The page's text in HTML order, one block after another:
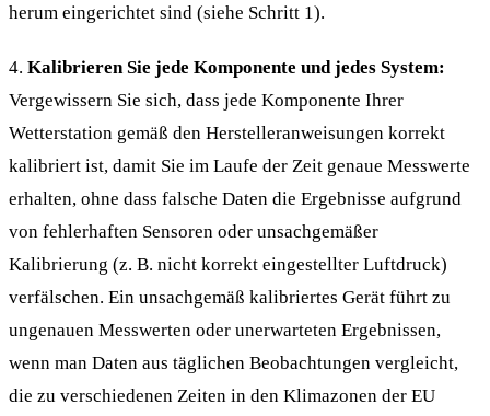
herum eingerichtet sind (siehe Schritt 1).
4. Kalibrieren Sie jede Komponente und jedes System:
Vergewissern Sie sich, dass jede Komponente Ihrer
Wetterstation gemäß den Herstelleranweisungen korrekt
kalibriert ist, damit Sie im Laufe der Zeit genaue Messwerte
erhalten, ohne dass falsche Daten die Ergebnisse aufgrund
von fehlerhaften Sensoren oder unsachgemäßer
Kalibrierung (z. B. nicht korrekt eingestellter Luftdruck)
verfälschen. Ein unsachgemäß kalibriertes Gerät führt zu
ungenauen Messwerten oder unerwarteten Ergebnissen,
wenn man Daten aus täglichen Beobachtungen vergleicht,
die zu verschiedenen Zeiten in den Klimazonen der EU